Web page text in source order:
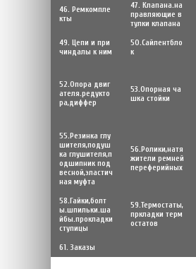
46. Ремкомпле
кты
47. Клапана.на
правляющие в
тулки клапана
49. Цепи и при
чиндалы к ним
50.Сайлентбло
к
52.Опора двиг
ателя.редукто
ра,диффер
53.Опорная ча
шка стойки
55.Резинка глу
шителя,подуш
ка глушителя,п
одшипник под
весной,эластич
ная муфта
56.Poлики,натя
жители ремней
переферийных
58.Гайки,болт
ы.шпильки.ша
йбы.прокладки
ступицы
59.Термостаты,
пркладки терм
остатов
61. Заказы